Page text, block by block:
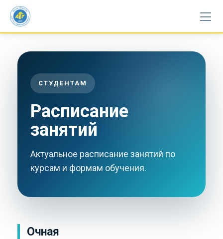
content
СТУДЕНТАМ
Расписание
занятий
Актуальное расписание занятий по
курсам и формам обучения.
Очная